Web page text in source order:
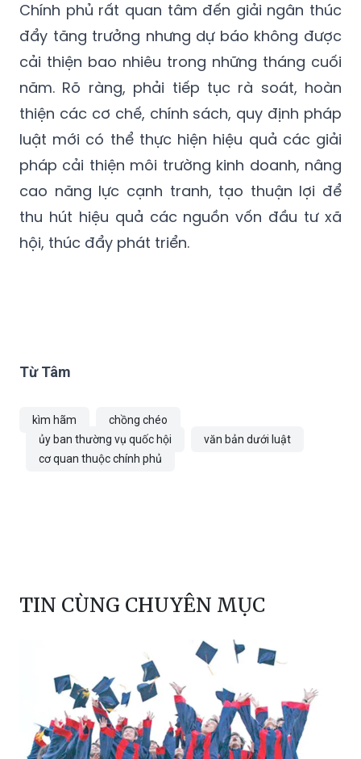
đường mòn, lối mở và dễ xảy ra tai nạn cho
những ai đi trên con đường đó.
Chính phủ rất quan tâm đến giải ngân thúc
đẩy tăng trưởng nhưng dự báo không được
cải thiện bao nhiêu trong những tháng cuối
năm. Rõ ràng, phải tiếp tục rà soát, hoàn
thiện các cơ chế, chính sách, quy định pháp
luật mới có thể thực hiện hiệu quả các giải
pháp cải thiện môi trường kinh doanh, nâng
cao năng lực cạnh tranh, tạo thuận lợi để
Từ Tâm
TIN CÙNG CHUYÊN MỤC